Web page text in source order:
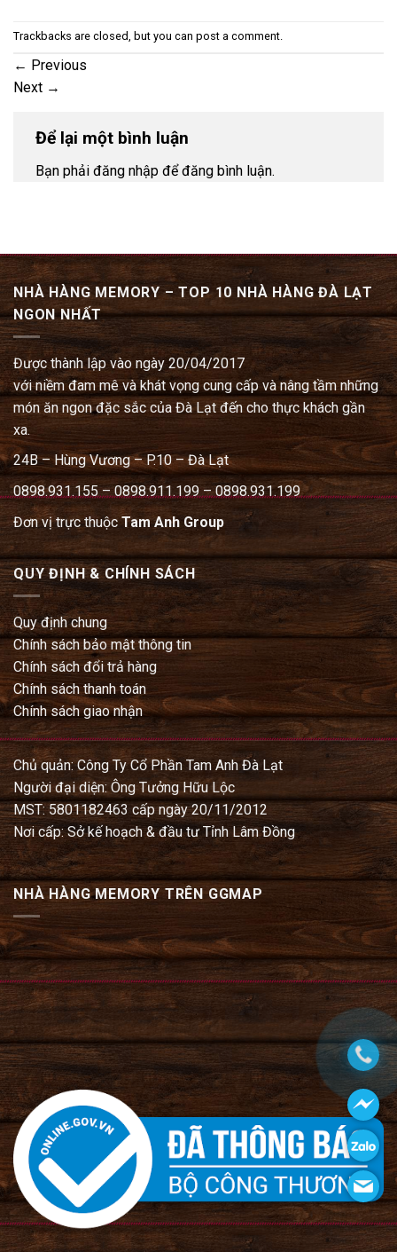
Trackbacks are closed, but you can post a comment.
← Previous
Next →
Để lại một bình luận
Bạn phải đăng nhập để đăng bình luận.
NHÀ HÀNG MEMORY – TOP 10 NHÀ HÀNG ĐÀ LẠT
NGON NHẤT
Được thành lập vào ngày 20/04/2017
với niềm đam mê và khát vọng cung cấp và nâng tầm những
món ăn ngon đặc sắc của Đà Lạt đến cho thực khách gần
xa.
24B – Hùng Vương – P.10 – Đà Lạt
0898.931.155 – 0898.911.199 – 0898.931.199
Đơn vị trực thuộcTam Anh Group
QUY ĐỊNH & CHÍNH SÁCH
Quy định chung
Chính sách bảo mật thông tin
Chính sách đổi trả hàng
Chính sách thanh toán
Chính sách giao nhận
Chủ quản: Công Ty Cổ Phần Tam Anh Đà Lạt
Người đại diện: Ông Tưởng Hữu Lộc
MST: 5801182463 cấp ngày 20/11/2012
Nơi cấp: Sở kế hoạch & đầu tư Tỉnh Lâm Đồng
NHÀ HÀNG MEMORY TRÊN GGMAP